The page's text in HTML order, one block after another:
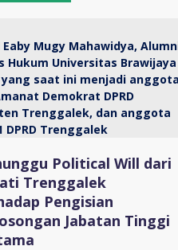
Political Will dari
Trenggalek
Pengisian
Jabatan Tinggi